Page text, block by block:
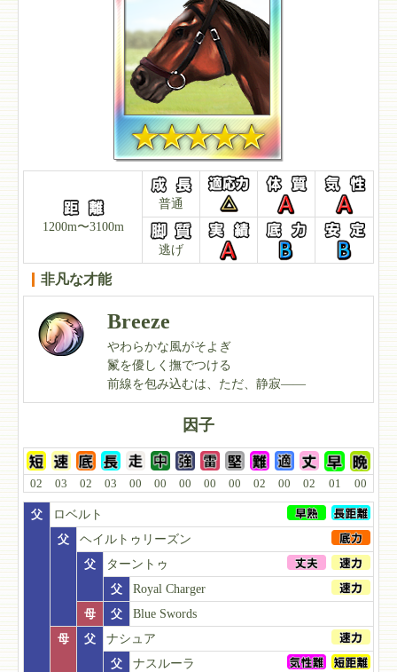
1200m〜3100m
普通
逃げ
非凡な才能
Breeze
やわらかな風がそよぎ
鬣を優しく撫でつける
前線を包み込むは、ただ、静寂――
因子
02 03 02 03 00 00 00 00 00 02 00 02 01 00
父
ロベルト
父
ヘイルトゥリーズン
父
ターントゥ
父
Royal Charger
母
父
Blue Swords
母
父
ナシュア
父
ナスルーラ